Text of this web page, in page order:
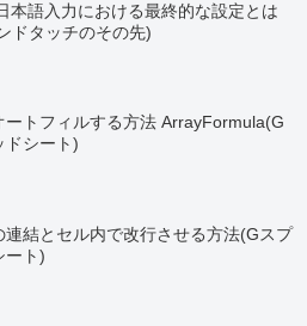
本語入力における最終的な設定とは
ドタッチのその先)
ートフィルする方法 ArrayFormula(G
ドシート)
連結とセル内で改行させる方法(Gスプ
ート)